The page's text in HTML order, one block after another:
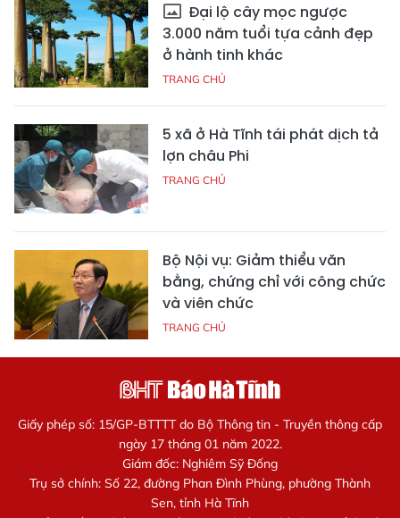
Đại lộ cây mọc ngược
3.000 năm tuổi tựa cảnh đẹp
ở hành tinh khác
TRANG CHỦ
5 xã ở Hà Tĩnh tái phát dịch tả
lợn châu Phi
TRANG CHỦ
Bộ Nội vụ: Giảm thiểu văn
bằng, chứng chỉ với công chức
và viên chức
TRANG CHỦ
Giấy phép số: 15/GP-BTTTT do Bộ Thông tin - Truyền thông cấp
ngày 17 tháng 01 năm 2022.
Giám đốc: Nghiêm Sỹ Đống
Trụ sở chính: Số 22, đường Phan Đình Phùng, phường Thành
Sen, tỉnh Hà Tĩnh